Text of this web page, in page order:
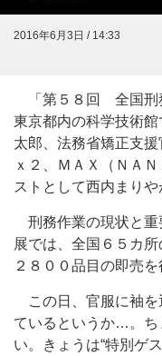
2016年6月3日 / 14:33
「第５８回 全国刑
東京都内の科学技術
太郎、法務省矯正支
ｘ２、ＭＡＸ（ＮＡ
ストとして西内まりや
刑務作業の現状と重
展では、全国６５カ
２８００品目の即売を
この日、官服に袖を
ているというか…。ち
い。きょうは“特別ゲ